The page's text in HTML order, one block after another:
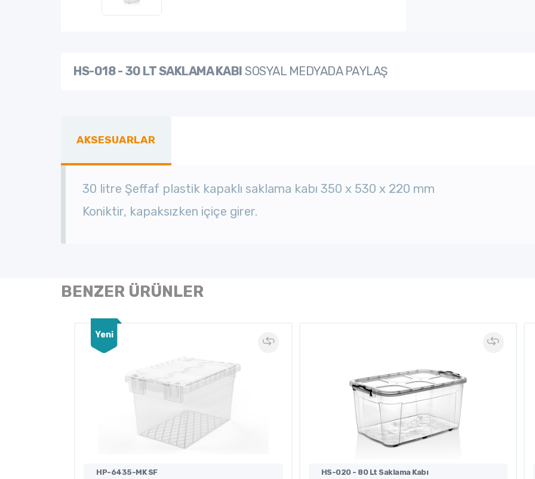
HS-018 - 30 LT SAKLAMA KABI SOSYAL MEDYADA PAYLAŞ
AKSESUARLAR
30 litre Şeffaf plastik kapaklı saklama kabı 350 x 530 x 220 mm
Koniktir, kapaksızken içiçe girer.
BENZER ÜRÜNLER
Yeni
HP-6435-MK SF HS-020 - 80 Lt Saklama Kabı